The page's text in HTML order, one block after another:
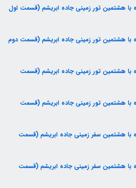
با هشتمین تور زمینی جاده ابریشم (قسمت اول
با هشتمین تور زمینی جاده ابریشم (قسمت دوم
با هشتمین تور زمینی جاده ابریشم (قسمت
با هشتمین تور زمینی جاده ابریشم (قسمت
با هشتمین سفر زمینی جاده ابریشم (قسمت
با هشتمین سفر زمینی جاده ابریشم (قسمت